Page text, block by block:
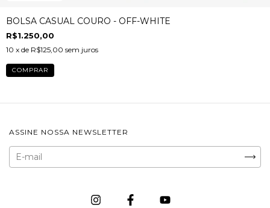
BOLSA CASUAL COURO - OFF-WHITE
R$1.250,00
10 x de R$125,00 sem juros
ASSINE NOSSA NEWSLETTER